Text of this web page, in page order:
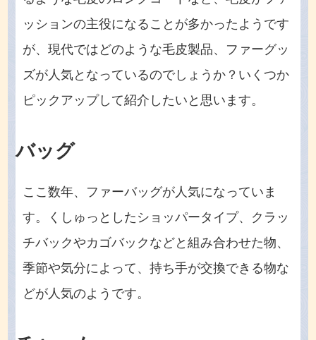
ッションの主役になることが多かったようです
が、現代ではどのような毛皮製品、ファーグッ
ズが人気となっているのでしょうか？いくつか
ピックアップして紹介したいと思います。
バッグ
ここ数年、ファーバッグが人気になっていま
す。くしゅっとしたショッパータイプ、クラッ
チバックやカゴバックなどと組み合わせた物、
季節や気分によって、持ち手が交換できる物な
どが人気のようです。